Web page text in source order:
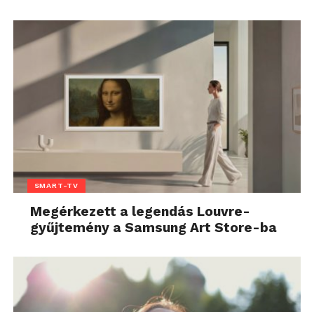
SMART-TV
Megérkezett a legendás Louvre-
gyűjtemény a Samsung Art Store-ba